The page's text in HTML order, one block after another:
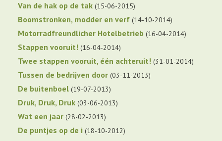
Van de hak op de tak 15-06-2015
Boomstronken, modder en verf 14-10-2014
Motorradfreundlicher Hotelbetrieb 16-04-2014
Stappen vooruit! 16-04-2014
Twee stappen vooruit, één achteruit! 31-01-2014
Tussen de bedrijven door 03-11-2013
De buitenboel 19-07-2013
Druk, Druk, Druk 03-06-2013
Wat een jaar 28-02-2013
De puntjes op de i 18-10-2012